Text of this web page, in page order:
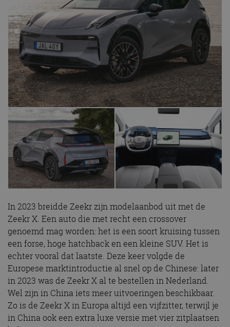
In 2023 breidde Zeekr zijn modelaanbod uit met de
Zeekr X. Een auto die met recht een crossover
genoemd mag worden: het is een soort kruising tussen
een forse, hoge hatchback en een kleine SUV. Het is
echter vooral dat laatste. Deze keer volgde de
Europese marktintroductie al snel op de Chinese: later
in 2023 was de Zeekr X al te bestellen in Nederland.
Wel zijn in China iets meer uitvoeringen beschikbaar.
Zo is de Zeekr X in Europa altijd een vijfzitter, terwijl je
in China ook een extra luxe versie met vier zitplaatsen